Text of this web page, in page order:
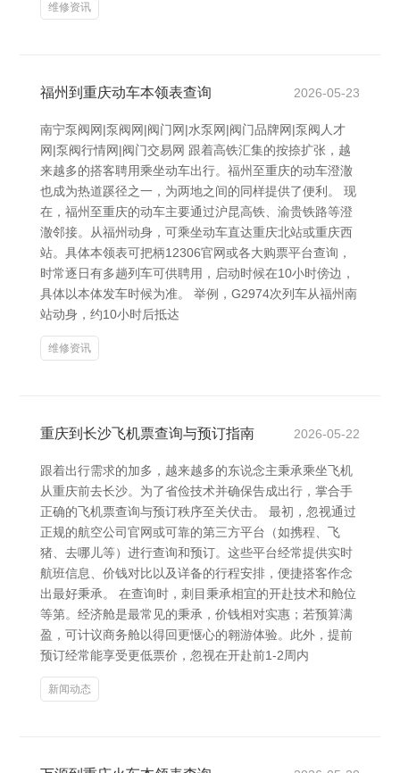
维修资讯
福州到重庆动车本领表查询 2026-05-23
南宁泵阀网|泵阀网|阀门网|水泵网|阀门品牌网|泵阀人才
网|泵阀行情网|阀门交易网 跟着高铁汇集的按捺扩张，越
来越多的搭客聘用乘坐动车出行。福州至重庆的动车澄澈
也成为热道蹊径之一，为两地之间的同样提供了便利。 现
在，福州至重庆的动车主要通过沪昆高铁、渝贵铁路等澄
澈邻接。从福州动身，可乘坐动车直达重庆北站或重庆西
站。具体本领表可把柄12306官网或各大购票平台查询，
时常逐日有多趟列车可供聘用，启动时候在10小时傍边，
具体以本体发车时候为准。 举例，G2974次列车从福州南
站动身，约10小时后抵达
维修资讯
重庆到长沙飞机票查询与预订指南 2026-05-22
跟着出行需求的加多，越来越多的东说念主秉承乘坐飞机
从重庆前去长沙。为了省俭技术并确保告成出行，掌合手
正确的飞机票查询与预订秩序至关伏击。 最初，忽视通过
正规的航空公司官网或可靠的第三方平台（如携程、飞
猪、去哪儿等）进行查询和预订。这些平台经常提供实时
航班信息、价钱对比以及详备的行程安排，便捷搭客作念
出最好秉承。 在查询时，刺目秉承相宜的开赴技术和舱位
等第。经济舱是最常见的秉承，价钱相对实惠；若预算满
盈，可计议商务舱以得回更惬心的翱游体验。此外，提前
预订经常能享受更低票价，忽视在开赴前1-2周内
新闻动态